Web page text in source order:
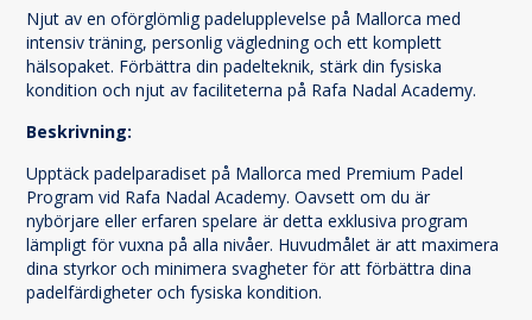
Njut av en oförglömlig padelupplevelse på Mallorca med
intensiv träning, personlig vägledning och ett komplett
hälsopaket. Förbättra din padelteknik, stärk din fysiska
kondition och njut av faciliteterna på Rafa Nadal Academy.
Beskrivning:
Upptäck padelparadiset på Mallorca med Premium Padel
Program vid Rafa Nadal Academy. Oavsett om du är
nybörjare eller erfaren spelare är detta exklusiva program
lämpligt för vuxna på alla nivåer. Huvudmålet är att maximera
dina styrkor och minimera svagheter för att förbättra dina
padelfärdigheter och fysiska kondition.